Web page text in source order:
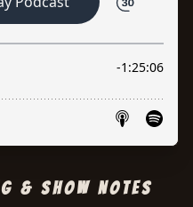
& Show Notes